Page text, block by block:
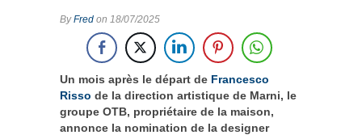
ByFred on 18/07/2025
Un mois après le départ de Francesco
Risso de la direction artistique de Marni, le
groupe OTB, propriétaire de la maison,
annonce la nomination de la designer